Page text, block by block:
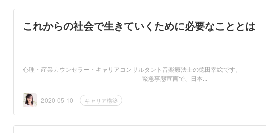
これからの社会で生きていくために必要なこととは
心理・産業カウンセラー・キャリアコンサルタント音楽療法士の徳田幸絵です。
-----------------------------------------------------------緊急事態宣言で、日本...
2020-05-10 キャリア構築